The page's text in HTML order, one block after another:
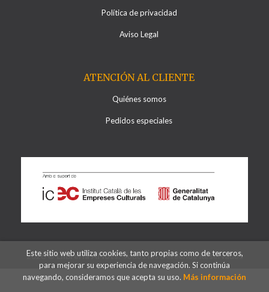
Política de privacidad
Aviso Legal
ATENCIÓN AL CLIENTE
Quiénes somos
Pedidos especiales
2026 ©Llibreria Al·lots. Todos los Derechos Reservados
Este sitio web utiliza cookies, tanto propias como de terceros,
para mejorar su experiencia de navegación. Si continúa
navegando, consideramos que acepta su uso. Más información